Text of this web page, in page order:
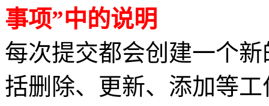
事项”中的说明
每次提交都会创建一个
括删除、更新、添加等